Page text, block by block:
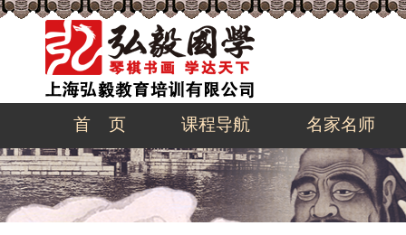
首 页 课程导航 名家名师